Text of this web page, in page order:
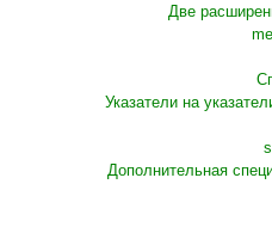
Две
Указатели на
Дополнительная